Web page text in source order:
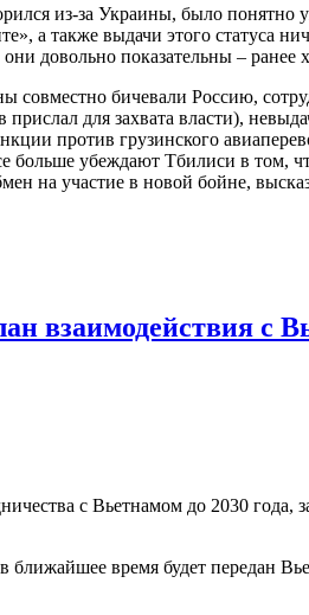
из-за Украины, было
а также выдачи этого статуса
довольно показательны – ранее
совместно бичевали Россию,
для захвата власти),
против грузинского
больше убеждают Тбилиси в том,
на участие в новой бойне,
взаимодействия с
с Вьетнамом до 2030
ближайшее время будет передан